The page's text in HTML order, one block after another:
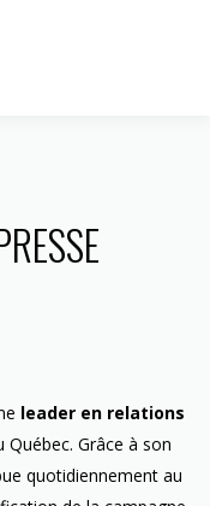
leader en relations
Grâce à son
quotidiennement au